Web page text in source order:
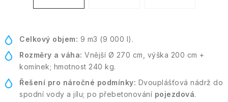
Celkový objem: 9 m3 (9 000 l).
Rozměry a váha: Vnější Ø 270 cm, výška 200 cm +
komínek; hmotnost 240 kg.
Řešení pro náročné podmínky: Dvouplášťová nádrž do
spodní vody a jílu; po přebetonování pojezdová.